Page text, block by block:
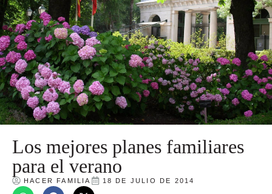
Los mejores planes familiares
para el verano
HACER FAMILIA 18 DE JULIO DE 2014